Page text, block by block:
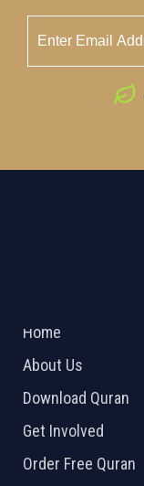
Home
About Us
Download Quran
Get Involved
Order Free Quran